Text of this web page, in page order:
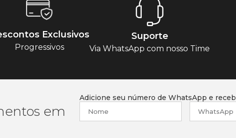
Exclusivos
Progressivos
Suporte
Via WhatsApp com nosso Time
em
Adicione seu número de WhatsApp e